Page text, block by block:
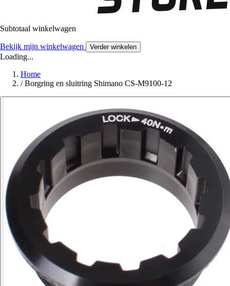
Subtotaal winkelwagen
Bekijk mijn winkelwagen Verder winkelen
Loading...
Home
/ Borgring en sluitring Shimano CS-M9100-12